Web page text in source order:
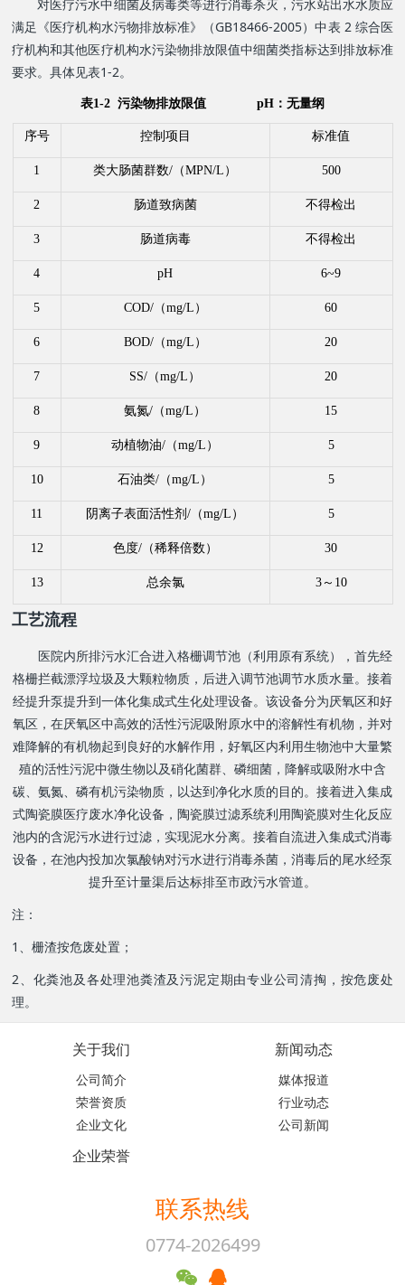
对医疗污水中细菌及病毒类等进行消毒杀灭，污水站出水水质应
满足《医疗机构水污物排放标准》（GB18466-2005）中表 2 综合医
疗机构和其他医疗机构水污染物排放限值中细菌类指标达到排放标准
要求。具体见表1-2。
表1-2 污染物排放限值 pH：无量纲
序号 控制项目 标准值
1 类大肠菌群数/ （MPN/L ） 500
2 肠道致病菌 不得检出
3 肠道病毒 不得检出
4 pH 6~9
5 COD/（mg/L ） 60
6 BOD/（mg/L ） 20
7 SS/ （mg/L ） 20
8 氨氮/ （mg/L ） 15
9 动植物油/ （mg/L ） 5
10 石油类/ （mg/L ） 5
11 阴离子表面活性剂 / （mg/L ） 5
12 色度/（稀释倍数） 30
13 总余氯 3～ 10
工艺流程
医院内所排污水汇合进入格栅调节池（利用原有系统），首先经
格栅拦截漂浮垃圾及大颗粒物质，后进入调节池调节水质水量。接着
经提升泵提升到一体化集成式生化处理设备。该设备分为厌氧区和好
氧区，在厌氧区中高效的活性污泥吸附原水中的溶解性有机物，并对
难降解的有机物起到良好的水解作用，好氧区内利用生物池中大量繁
殖的活性污泥中微生物以及硝化菌群、磷细菌，降解或吸附水中含
碳、氨氮、磷有机污染物质，以达到净化水质的目的。接着进入集成
式陶瓷膜医疗废水净化设备，陶瓷膜过滤系统利用陶瓷膜对生化反应
池内的含泥污水进行过滤，实现泥水分离。接着自流进入集成式消毒
设备，在池内投加次氯酸钠对污水进行消毒杀菌，消毒后的尾水经泵
提升至计量渠后达标排至市政污水管道。
注：
1、栅渣按危废处置；
2、化粪池及各处理池粪渣及污泥定期由专业公司清掏，按危废处
理。
关于我们
公司简介
荣誉资质
企业文化
新闻动态
媒体报道
行业动态
公司新闻
企业荣誉
联系热线
0774-2026499